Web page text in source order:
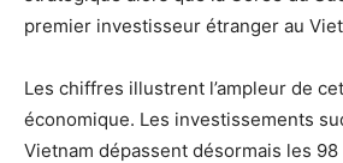
premier investisseur étranger au
Les chiffres illustrent l’ampleur de
économique. Les investissements
Vietnam dépassent désormais les